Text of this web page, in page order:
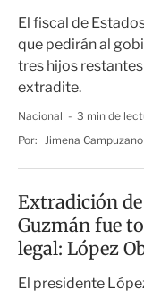
El fiscal de
que pedirán al
tres hijos
extradite.
Nacional
3 min de
Por: Jimena Campuzano
Extradición
Guzmán fue
legal: López
El presidente